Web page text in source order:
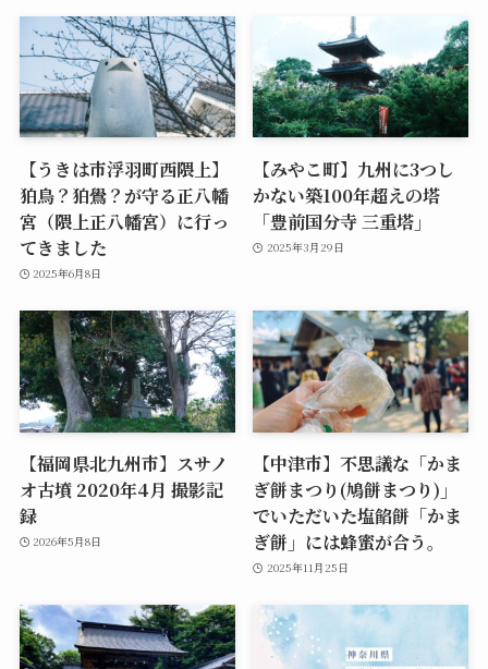
【うきは市浮羽町西隈上】
狛鳥？狛鷽？が守る正八幡
宮（隈上正八幡宮）に行っ
てきました
2025年6月8日
【みやこ町】九州に3つし
かない築100年超えの塔
「豊前国分寺 三重塔」
2025年3月29日
【福岡県北九州市】スサノ
オ古墳 2020年4月 撮影記
録
2026年5月8日
【中津市】不思議な「かま
ぎ餅まつり(鳩餅まつり)」
でいただいた塩餡餅「かま
ぎ餅」には蜂蜜が合う。
2025年11月25日